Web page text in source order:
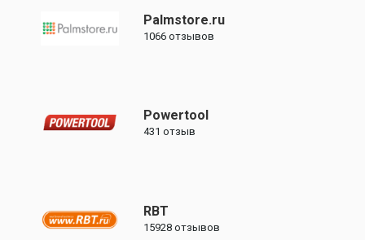
Palmstore.ru
1066отзывов
Powertool
431 отзыв
RBT
15928отзывов